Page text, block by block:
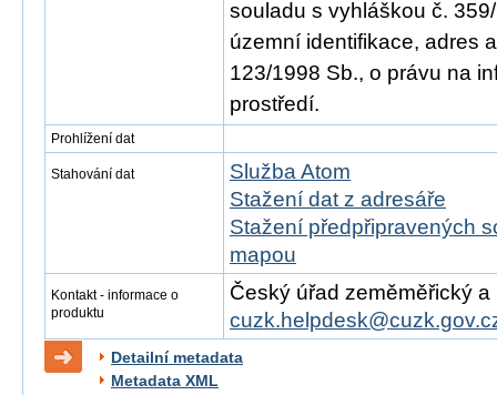
souladu s vyhláškou č.
územní identifikace, adres
123/1998 Sb., o právu na
prostředí.
Prohlížení dat
Stahování dat
Služba Atom
Stažení dat z adresáře
Stažení předpřipravených
mapou
Kontakt - informace o
produktu
Český úřad zeměměřický
Detailní metadata
Metadata XML